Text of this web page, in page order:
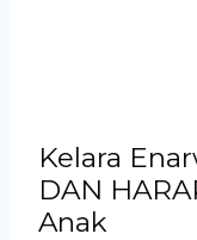
Kelara
DAN
Anak